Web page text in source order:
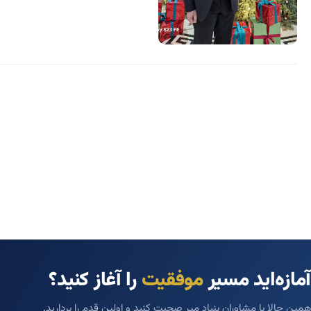
آمازه‌اید مسیرموفقیترا آغاز کنید؟